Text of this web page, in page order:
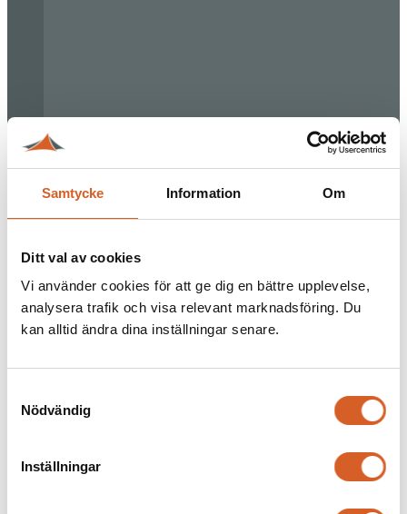
Samtycke Information Om
Ditt val av cookies
Vi använder cookies för att ge dig en bättre upplevelse,
analysera trafik och visa relevant marknadsföring. Du
kan alltid ändra dina inställningar senare.
Nödvändig
Inställningar